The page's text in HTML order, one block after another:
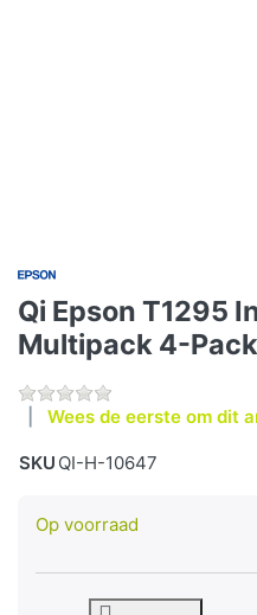
Qi Epson T1295
Multipack 4-Pack
Wees de eerste om dit
SKU QI-H-10647
Op voorraad